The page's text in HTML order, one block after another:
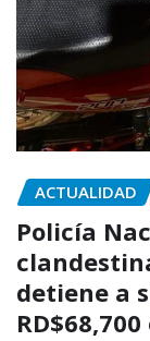
ACTUALIDAD
Policía
detiene a